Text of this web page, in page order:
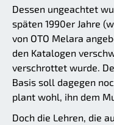
Dessen ungeachtet
späten 1990er Jahre
von OTO Melara
den Katalogen
verschrottet wurde.
Basis soll dagegen
plant wohl, ihn dem
Doch die Lehren, die